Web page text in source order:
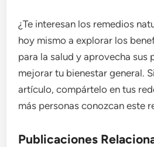
¿Te interesan los remedios
hoy mismo a explorar los
para la salud y aprovecha sus
mejorar tu bienestar general.
artículo, compártelo en tus
más personas conozcan este
Publicaciones